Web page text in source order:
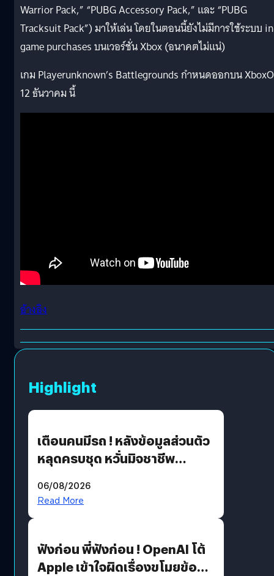
Warrior Pack,” “PUBG Accessory Pack,” และ “PUBG
Tracksuit Pack”) มาให้เล่น โดยในตอนนี้ยังไม่มีการใช้ระบบ
game purchases บนเวอร์ชั่น Xbox (อนาคตไม่แน่)
เกม Playerunknown’s Battlegrounds กำหนดออกบน
12 ธันวาคม นี้
อ้างอิง
Highlight
เตือนคนมีรถ ! หลังข้อมูลส่วนตัว
หลุดครบชุด หวั่นมิจชาชีพ
รหัสผ่านหลุด ไม่ใช่แฮ็กเกอร์
06/08/2026
Read More
ฟังก่อน พี่ฟังก่อน ! OpenAI โต้
Apple เข้าใจผิดเรื่องขโมยข้อมูล